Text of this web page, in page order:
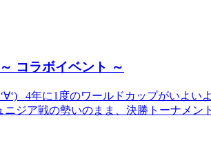
コラボイベント ～
4年に1度のワールドカップがいよ
ニジア戦の勢いのまま、決勝トーナメ